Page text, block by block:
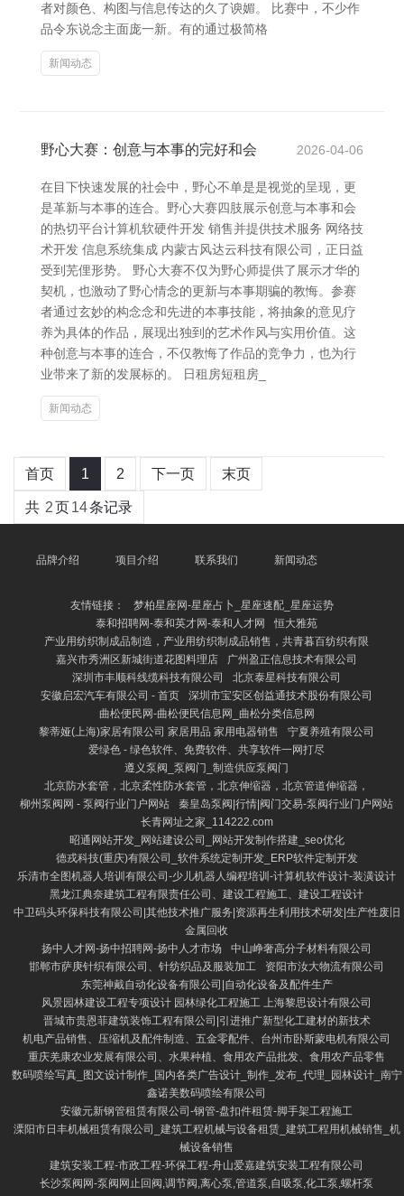
者对颜色、构图与信息传达的久了谀媚。 比赛中，不少作
品令东说念主面庞一新。有的通过极简格
新闻动态
野心大赛：创意与本事的完好和会 2026-04-06
在目下快速发展的社会中，野心不单是是视觉的呈现，更
是革新与本事的连合。野心大赛四肢展示创意与本事和会
的热切平台计算机软硬件开发 销售并提供技术服务 网络技
术开发 信息系统集成 内蒙古风达云科技有限公司，正日益
受到芜俚形势。 野心大赛不仅为野心师提供了展示才华的
契机，也激动了野心情念的更新与本事期骗的教悔。参赛
者通过玄妙的构念念和先进的本事技能，将抽象的意见疗
养为具体的作品，展现出独到的艺术作风与实用价值。这
种创意与本事的连合，不仅教悔了作品的竞争力，也为行
业带来了新的发展标的。 日租房短租房_
新闻动态
首页 1 2 下一页 末页
共 2页14条记录
品牌介绍 项目介绍 联系我们 新闻动态
友情链接：
梦柏星座网-星座占卜_星座速配_星座运势
泰和招聘网-泰和英才网-泰和人才网
恒大雅苑
产业用纺织制成品制造，产业用纺织制成品销售，共青暮百纺织有限
嘉兴市秀洲区新城街道花图料理店
广州盈正信息技术有限公司
深圳市丰顺科线缆科技有限公司
北京泰星科技有限公司
安徽启宏汽车有限公司 - 首页
深圳市宝安区创益通技术股份有限公司
曲松便民网-曲松便民信息网_曲松分类信息网
黎蒂娅(上海)家居有限公司 家居用品 家用电器销售
宁夏养殖有限公司
爱绿色 - 绿色软件、免费软件、共享软件一网打尽
遵义泵阀_泵阀门_制造供应泵阀门
北京防水套管，北京柔性防水套管，北京伸缩器，北京管道伸缩器，
柳州泵阀网 - 泵阀行业门户网站
秦皇岛泵阀|行情|阀门交易-泵阀行业门户网站
长青网址之家_114222.com
昭通网站开发_网站建设公司_网站开发制作搭建_seo优化
德戎科技(重庆)有限公司_软件系统定制开发_ERP软件定制开发
乐清市全图机器人培训有限公司-少儿机器人编程培训-计算机软件设计-装潢设计
黑龙江典奈建筑工程有限责任公司、建设工程施工、建设工程设计
中卫码头环保科技有限公司|其他技术推广服务|资源再生利用技术研发|生产性废旧
金属回收
扬中人才网-扬中招聘网-扬中人才市场
中山峥奢高分子材料有限公司
邯郸市萨庚针织有限公司、针纺织品及服装加工
资阳市汝大物流有限公司
东莞神戴自动化设备有限公司|自动化设备及配件生产
风景园林建设工程专项设计 园林绿化工程施工 上海黎思设计有限公司
晋城市贵恩菲建筑装饰工程有限公司|引进推广新型化工建材的新技术
机电产品销售、压缩机及配件制造、五金零配件、台州市卧斯蒙电机有限公司
重庆羌康农业发展有限公司、水果种植、食用农产品批发、食用农产品零售
数码喷绘写真_图文设计制作_国内各类广告设计_制作_发布_代理_园林设计_南宁
鑫诺美数码喷绘有限公司
安徽元新钢管租赁有限公司-钢管-盘扣件租赁-脚手架工程施工
溧阳市日丰机械租赁有限公司_建筑工程机械与设备租赁_建筑工程用机械销售_机
械设备销售
建筑安装工程-市政工程-环保工程-舟山爱嘉建筑安装工程有限公司
长沙泵阀网-泵阀网止回阀,调节阀,离心泵,管道泵,自吸泵,化工泵,螺杆泵